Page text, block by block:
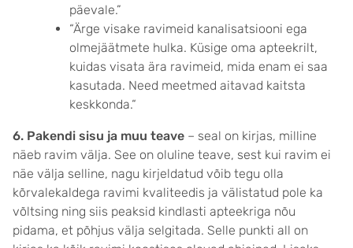
päevale.”
“Ärge visake ravimeid kanalisatsiooni ega
olmejäätmete hulka. Küsige oma apteekrilt,
kuidas visata ära ravimeid, mida enam ei saa
kasutada. Need meetmed aitavad kaitsta
keskkonda.“
6. Pakendi sisu ja muu teave – seal on kirjas, milline
näeb ravim välja. See on oluline teave, sest kui ravim ei
näe välja selline, nagu kirjeldatud võib tegu olla
kõrvalekaldega ravimi kvaliteedis ja välistatud pole ka
võltsing ning siis peaksid kindlasti apteekriga nõu
pidama, et põhjus välja selgitada. Selle punkti all on